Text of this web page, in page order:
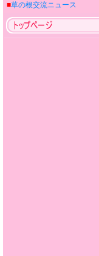
■草の根交流ニュース